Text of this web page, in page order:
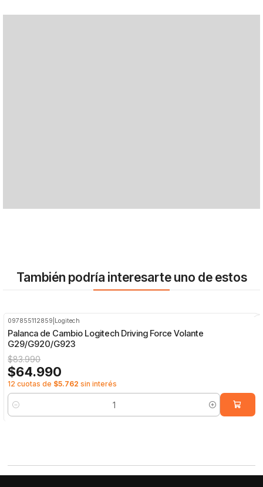
También podría interesarte uno de estos
097855112859 Logitech
Palanca de Cambio Logitech Driving Force Volante
G29/G920/G923
$83.990
$64.990
12 cuotas de $5.762 sin interés
Cantidad